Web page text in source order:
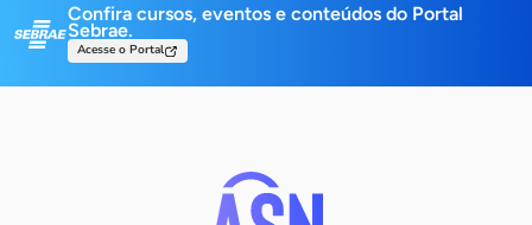
Confira cursos, eventos e conteúdos do Portal
Sebrae.
Acesse o Portal